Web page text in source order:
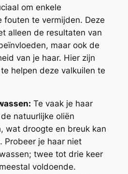
om enkele
fouten te vermijden. Deze
alleen de resultaten van
maar ook de
van je haar. Hier zijn
helpen deze valkuilen te
Te vaak je haar
natuurlijke oliën
wat droogte en breuk kan
Probeer je haar niet
twee tot drie keer
voldoende.